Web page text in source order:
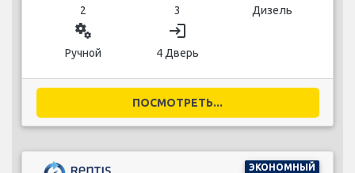
2 3 Дизель
miscellaneous_services
Ручной
login
4 Дверь
ПОСМОТРЕТЬ...
ЭКОНОМНЫЙ